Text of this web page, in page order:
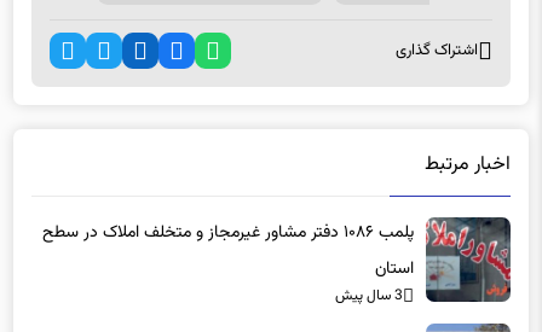
استان
3 سال پیش